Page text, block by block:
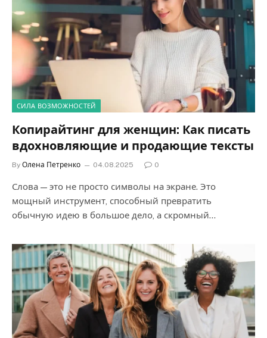
СИЛА ВОЗМОЖНОСТЕЙ
Копирайтинг для женщин: Как писать
вдохновляющие и продающие тексты
By Олена Петренко 04.08.2025 0
Слова — это не просто символы на экране. Это
мощный инструмент, способный превратить
обычную идею в большое дело, а скромный…